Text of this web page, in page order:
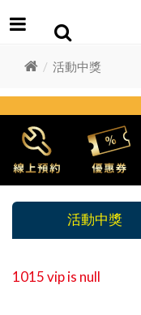
活動中獎
活動中獎
1015 vip is null